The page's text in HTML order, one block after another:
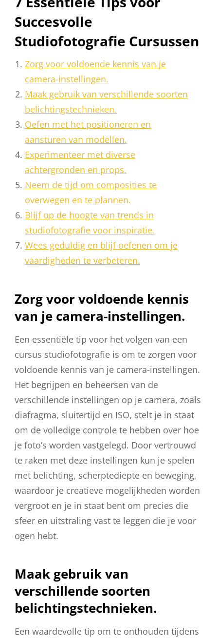
Succesvolle
Studiofotografie Cursussen
Zorg voor voldoende kennis van je
camera-instellingen.
Maak gebruik van verschillende soorten
belichtingstechnieken.
Oefen met het positioneren en
aansturen van modellen.
Experimenteer met diverse
achtergronden en props.
Neem de tijd om composities te
overwegen en te plannen.
Blijf op de hoogte van trends in
studiofotografie voor inspiratie.
Wees geduldig en blijf oefenen om je
vaardigheden te verbeteren.
Zorg voor voldoende kennis
van je camera-instellingen.
Een essentiële tip voor het volgen van een
cursus studiofotografie is om te zorgen voor
voldoende kennis van je camera-instellingen.
Het begrijpen en beheersen van de
verschillende instellingen op je camera, zoals
diafragma, sluitertijd en ISO, stelt je in staat
om de volledige controle te hebben over hoe
je foto’s worden vastgelegd. Door vertrouwd
te raken met deze instellingen kun je spelen
met belichting, scherptediepte en beweging,
waardoor je creatieve mogelijkheden worden
vergroot en je in staat bent om precies die
sfeer en uitstraling vast te leggen die je voor
ogen hebt.
Maak gebruik van
verschillende soorten
belichtingstechnieken.
Een waardevolle tip om te onthouden tijdens